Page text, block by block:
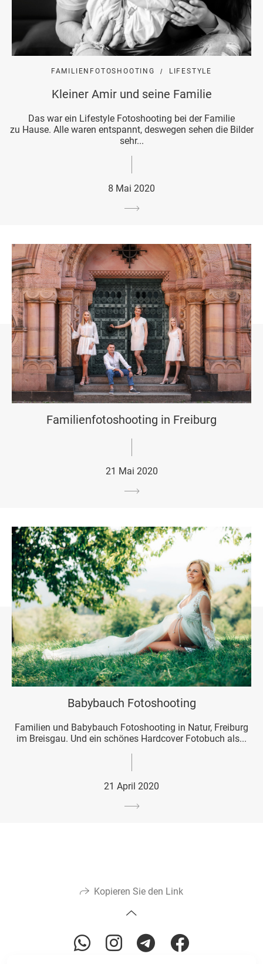
FAMILIENFOTOSHOOTING LIFESTYLE
Kleiner Amir und seine Familie
Das war ein Lifestyle Fotoshooting bei der Familie
zu Hause. Alle waren entspannt, deswegen sehen die Bilder
sehr...
8 Mai 2020
Familienfotoshooting in Freiburg
21 Mai 2020
Babybauch Fotoshooting
Familien und Babybauch Fotoshooting in Natur, Freiburg
im Breisgau. Und ein schönes Hardcover Fotobuch als...
21 April 2020
Kopieren Sie den Link